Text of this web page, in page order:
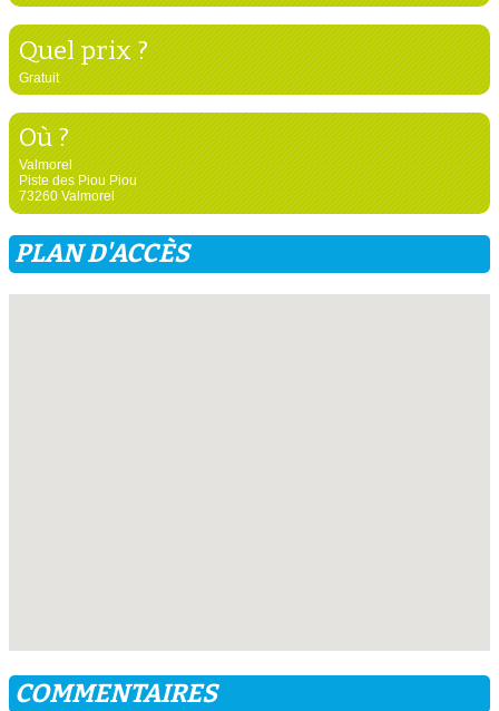
Quel prix ?
Gratuit
Où ?
Valmorel
Piste des Piou Piou
73260 Valmorel
PLAN D'ACCÈS
COMMENTAIRES